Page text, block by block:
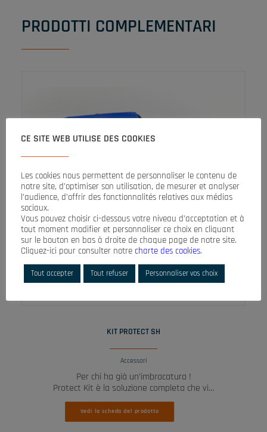
PRODOTTI COMPLEMENTARI
KIT PROTECT SH
Accessori
Per chi ha già un’imbracatura !
Protect Kit è la soluzione completa che vi…
Vedi la scheda del prodotto
CE SITE WEB UTILISE DES COOKIES
Les cookies nous permettent de personnaliser le contenu de
notre site, d’optimiser son utilisation, de mesurer et analyser
l’audience, d’offrir des fonctionnalités relatives aux médias
sociaux.
Vous pouvez choisir ci-dessous votre niveau d’acceptation et à
tout moment modifier et personnaliser ce choix en cliquant
sur le bouton en bas à droite de chaque page de notre site.
Cliquez-ici pour consulter notre charte des cookies.
Tout accepter Tout refuser Personnaliser vos choix